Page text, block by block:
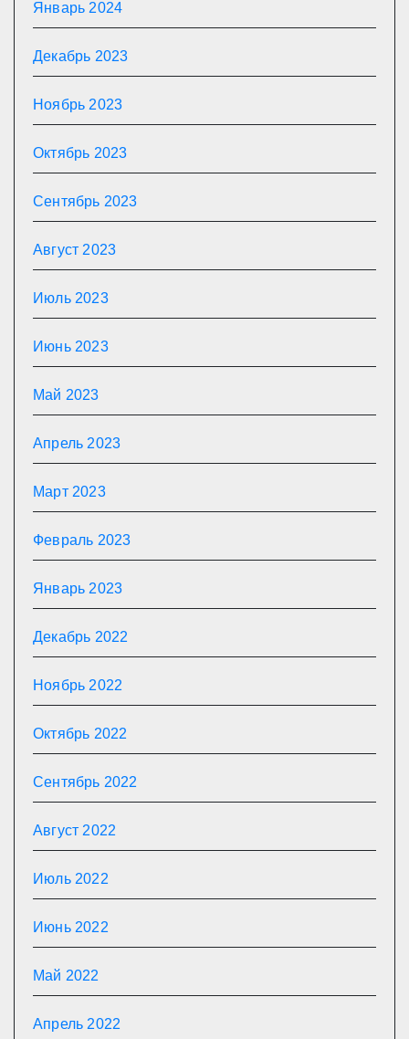
Январь 2024
Декабрь 2023
Ноябрь 2023
Октябрь 2023
Сентябрь 2023
Август 2023
Июль 2023
Июнь 2023
Май 2023
Апрель 2023
Март 2023
Февраль 2023
Январь 2023
Декабрь 2022
Ноябрь 2022
Октябрь 2022
Сентябрь 2022
Август 2022
Июль 2022
Июнь 2022
Май 2022
Апрель 2022